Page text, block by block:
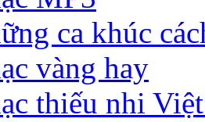
ca khúc
vàng hay
thiếu nhi